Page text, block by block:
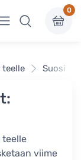
Näytä valikko
0
teelle
teelle
viime